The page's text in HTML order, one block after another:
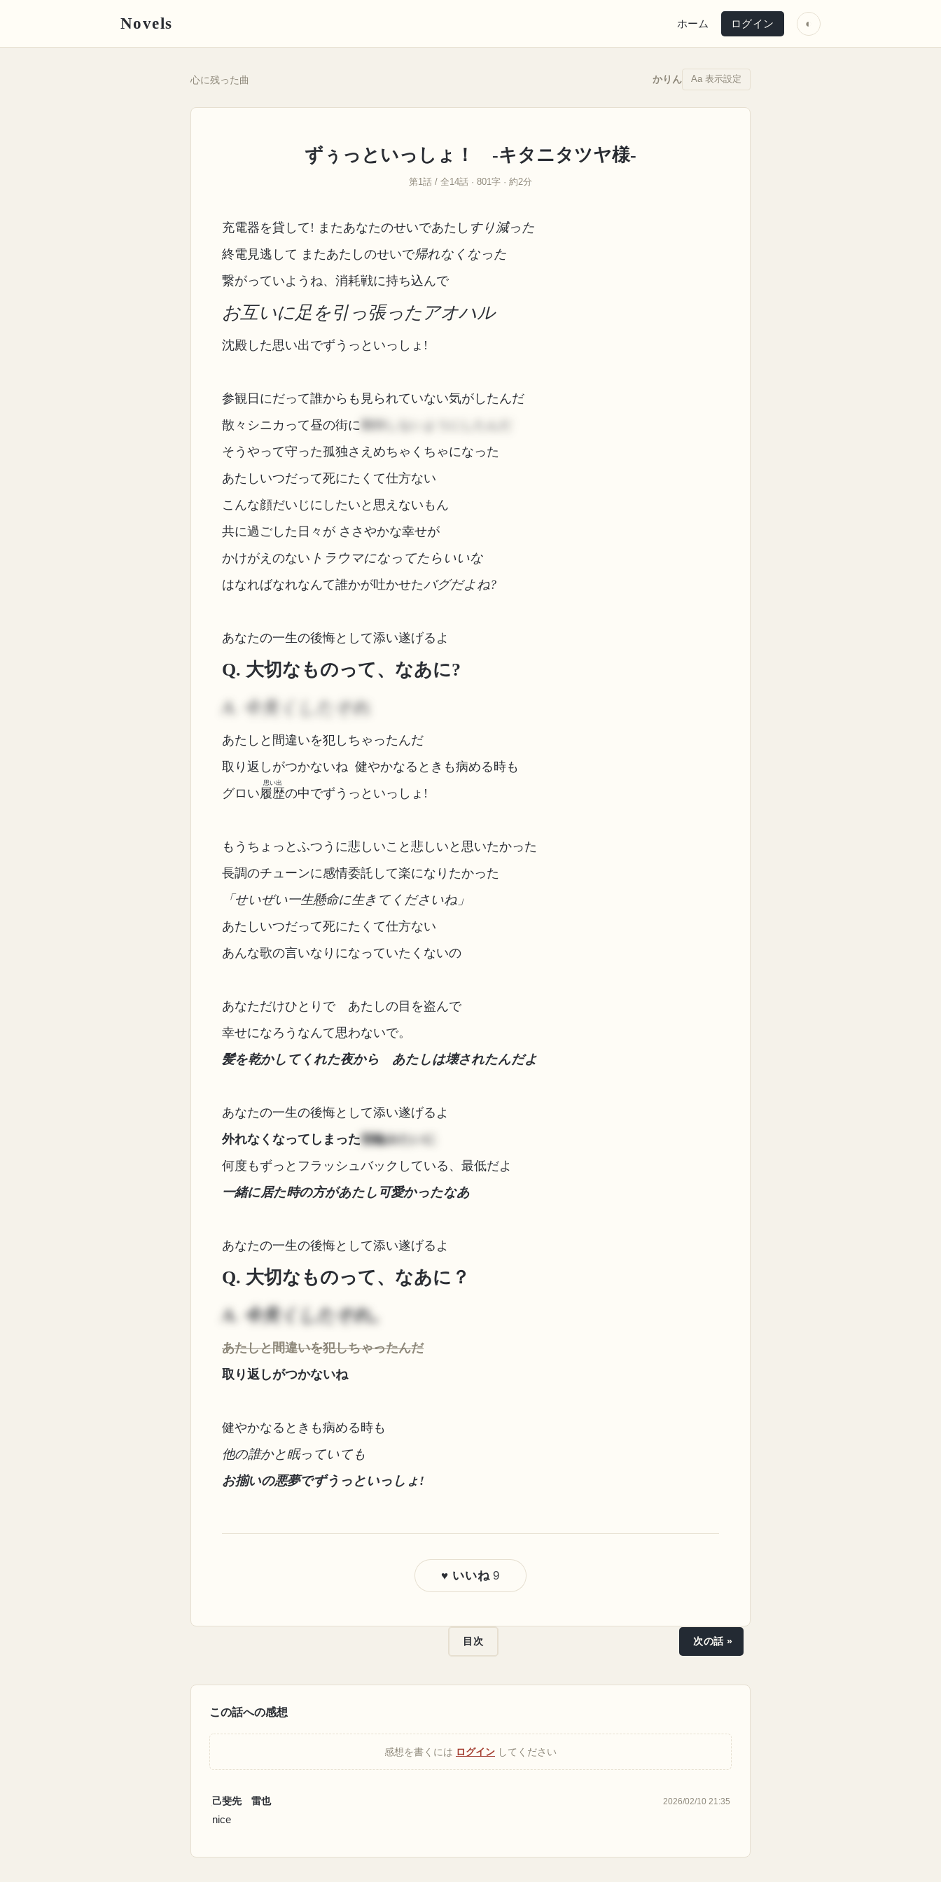
Novels ホーム ログイン ◐
心に残った曲 かりん Aa 表示設定
ずぅっといっしょ！ -キタニタツヤ様-
第1話 / 全14話 · 801字 · 約2分
充電器を貸して! またあなたのせいであたし すり減った
終電見逃して またあたしのせいで帰れなくなった
繋がっていようね、消耗戦に持ち込んで
お互いに足を引っ張ったアオハル
沈殿した思い出でずうっといっしょ!
参観日にだって誰からも見られていない気がしたんだ
散々シニカって昼の街に
そうやって守った孤独さえめちゃくちゃになった
あたしいつだって死にたくて仕方ない
こんな顔だいじにしたいと思えないもん
共に過ごした日々が ささやかな幸せが
かけがえのない トラウマになってたらいいな
はなればなれなんて誰かが吐かせたバグだよね?
あなたの一生の後悔として添い遂げるよ
Q. 大切なものって、なあに?
A. 今失くしたそれ
あたしと間違いを犯しちゃったんだ
取り返しがつかないね 健やかなるときも病める時も
グロい履歴
思い出
の中でずうっといっしょ!
もうちょっとふつうに悲しいこと悲しいと思いたかった
長調のチューンに感情委託して楽になりたかった
「せいぜい一生懸命に生きてくださいね」
あたしいつだって死にたくて仕方ない
あんな歌の言いなりになっていたくないの
あなただけひとりで あたしの目を盗んで
幸せになろうなんて思わないで。
髪を乾かしてくれた夜から あたしは壊されたんだよ
あなたの一生の後悔として添い遂げるよ
外れなくなってしまった 指輪みたいに
何度もずっとフラッシュバックしている、最低だよ
一緒に居た時の方があたし可愛かったなあ
あなたの一生の後悔として添い遂げるよ
Q. 大切なものって、なあに？
A. 今失くしたそれ。
あたしと間違いを犯しちゃったんだ
取り返しがつかないね
健やかなるときも病める時も
他の誰かと眠っていても
お揃いの悪夢でずうっといっしょ!
♥ いいね 9
目次 次の話 »
この話への感想
感想を書くには ログイン してください
己斐先 雷也 2026/02/10 21:35
nice